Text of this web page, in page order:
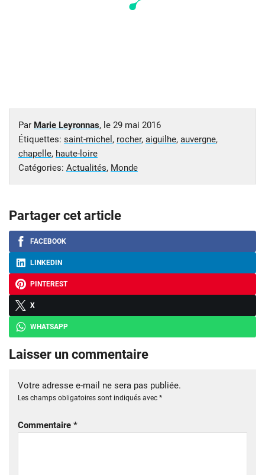
Par Marie Leyronnas, le 29 mai 2016
Étiquettes: saint-michel , rocher, aiguilhe, auvergne,
chapelle, haute-loire
Catégories: Actualités, Monde
Partager cet article
FACEBOOK
LINKEDIN
PINTEREST
X
WHATSAPP
Laisser un commentaire
Votre adresse e-mail ne sera pas publiée.
Les champs obligatoires sont indiqués avec *
Commentaire *